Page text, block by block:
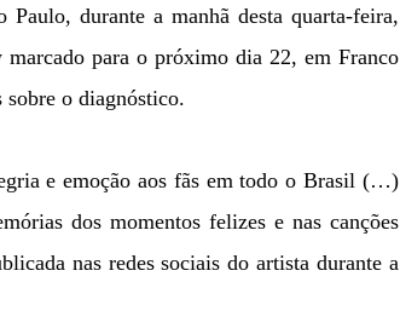
durante a manhã desta quarta-feira,
marcado para o próximo dia 22, em Franco
sobre o diagnóstico.
e emoção aos fãs em todo o Brasil (…)
dos momentos felizes e nas canções
nas redes sociais do artista durante a